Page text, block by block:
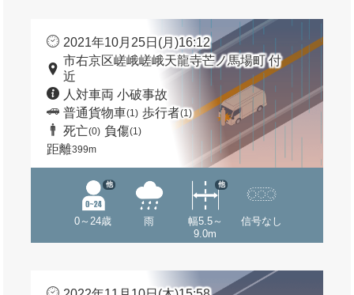
2021年10月25日(月)16:12
市右京区嵯峨嵯峨天龍寺芒ノ馬場町 付
近
人対車両 小破事故
普通貨物車(1) 歩行者(1)
死亡(0) 負傷(1)
距離399m
0～24歳
他
雨
幅5.5～
9.0m
他
信号なし